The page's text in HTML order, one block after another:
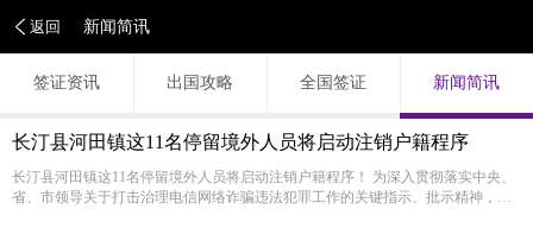
返回 新闻简讯
签证资讯 出国攻略 全国签证 新闻简讯
长汀县河田镇这11名停留境外人员将启动注销户籍程序
长汀县河田镇这11名停留境外人员将启动注销户籍程序！ 为深入贯彻落实中央、
省、市领导关于打击治理电信网络诈骗违法犯罪工作的关键指示、批示精神，最